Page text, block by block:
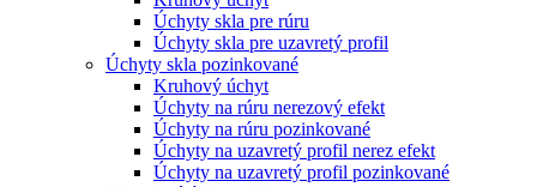
Úchyty skla pre rúru
Úchyty skla pre uzavretý profil
Úchyty skla pozinkované
Kruhový úchyt
Úchyty na rúru nerezový efekt
Úchyty na rúru pozinkované
Úchyty na uzavretý profil nerez efekt
Úchyty na uzavretý profil pozinkované